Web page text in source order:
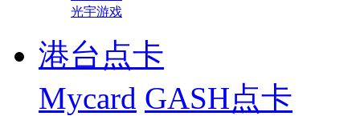
光宇游戏
港台点卡
Mycard GASH点卡